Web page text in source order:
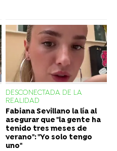
DESCONECTADA DE LA
REALIDAD
Fabiana Sevillano la lía al
asegurar que "la gente ha
tenido tres meses de
verano": "Yo solo tengo
uno"